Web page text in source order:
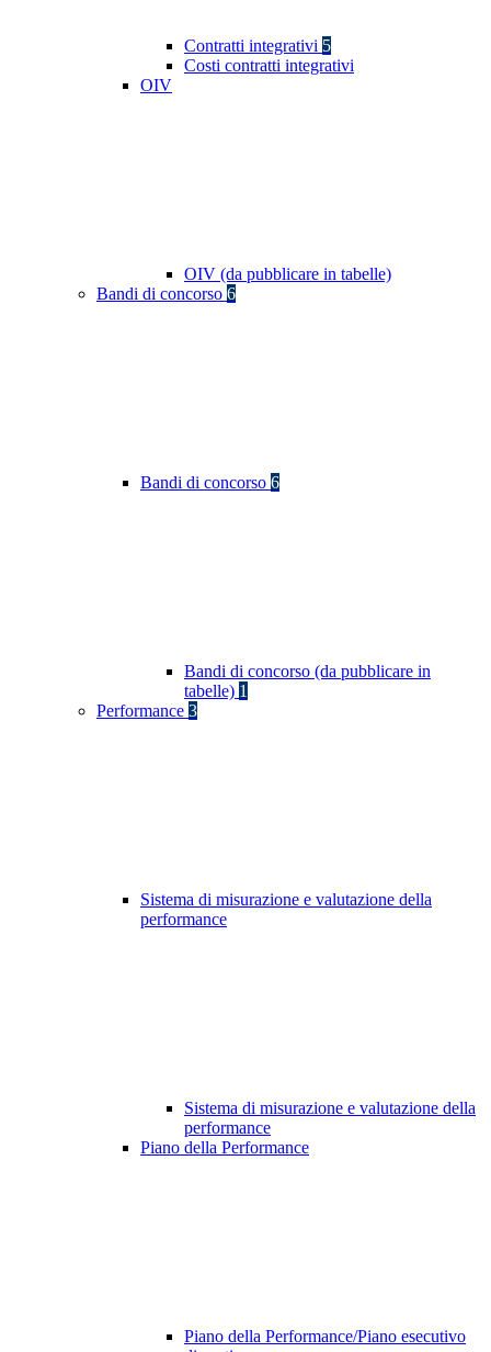
Contratti integrativi 5
Costi contratti integrativi
OIV
OIV (da pubblicare in tabelle)
Bandi di concorso 6
Bandi di concorso 6
Bandi di concorso (da pubblicare in
tabelle) 1
Performance 3
Sistema di misurazione e valutazione della
performance
Sistema di misurazione e valutazione della
performance
Piano della Performance
Piano della Performance/Piano esecutivo